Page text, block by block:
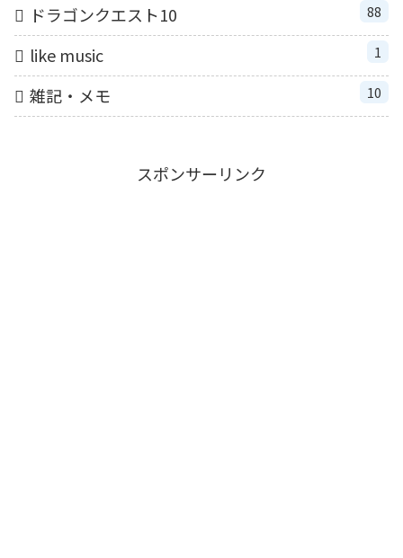
ドラゴンクエスト10 88
like music 1
雑記・メモ 10
スポンサーリンク